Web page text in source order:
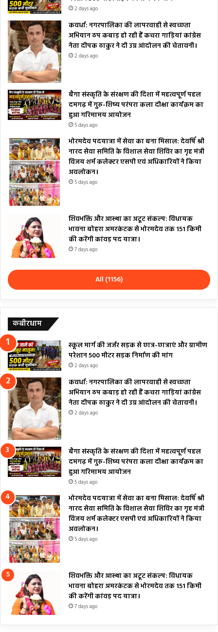
2 days ago
कवर्धा: नगरपालिका की लापरवाही से स्वच्छता
अभियान ठप कबाड़ हो रही हैं कचरा गाड़ियां कांग्रेस
नेता दीपक ठाकुर ने दी उग्र आंदोलन की चेतावनी।
2 days ago
बैगा संस्कृति के संरक्षण की दिशा में महत्वपूर्ण पहल
दमगढ़ में गुरु-शिष्य परंपरा कला दीक्षा कार्यक्रम का
हुआ गरिमामय आयोजन
5 days ago
भोरमदेव पदयात्रा में सेवा का बना मिसाल: देवर्षि श्री
नारद सेवा समिति के विशाल सेवा शिविर का गृह मंत्री
विजय शर्म कलेक्टर एसपी एवं अधिकारियों ने किया
अवलोकन।
5 days ago
शिवभक्ति और आस्था का अटूट संकल्प: विधायक
भावना बोहरा अमरकंटक से भोरमदेव तक 151 किमी
की करेंगी कांवड़ पद यात्रा।
7 days ago
All (1156)
कबीरधाम
स्कूल मार्ग की जर्जर सड़क से छात्र-छात्राएं और ग्रामीण
परेशान 500 मीटर सड़क निर्माण की मांग
2 days ago
कवर्धा: नगरपालिका की लापरवाही से स्वच्छता
अभियान ठप कबाड़ हो रही हैं कचरा गाड़ियां कांग्रेस
नेता दीपक ठाकुर ने दी उग्र आंदोलन की चेतावनी।
2 days ago
बैगा संस्कृति के संरक्षण की दिशा में महत्वपूर्ण पहल
दमगढ़ में गुरु-शिष्य परंपरा कला दीक्षा कार्यक्रम का
हुआ गरिमामय आयोजन
5 days ago
भोरमदेव पदयात्रा में सेवा का बना मिसाल: देवर्षि श्री
नारद सेवा समिति के विशाल सेवा शिविर का गृह मंत्री
विजय शर्म कलेक्टर एसपी एवं अधिकारियों ने किया
अवलोकन।
5 days ago
शिवभक्ति और आस्था का अटूट संकल्प: विधायक
भावना बोहरा अमरकंटक से भोरमदेव तक 151 किमी
की करेंगी कांवड़ पद यात्रा।
7 days ago